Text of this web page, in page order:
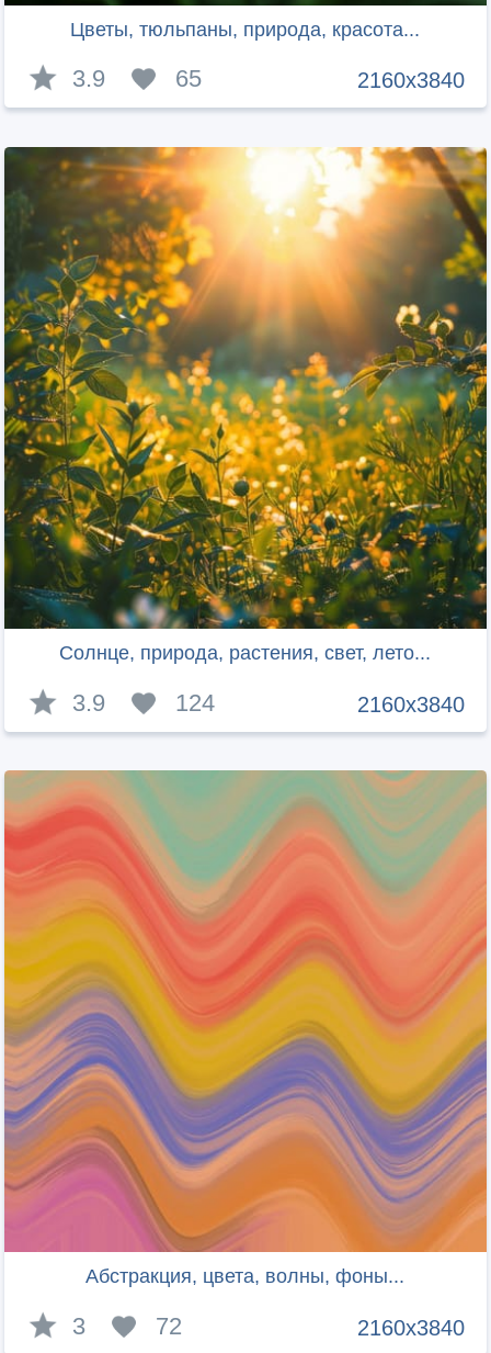
Цветы, тюльпаны, природа, красота...
2160x3840
3.9 65
Солнце, природа, растения, свет, лето...
2160x3840
3.9 124
Абстракция, цвета, волны, фоны...
2160x3840
3 72